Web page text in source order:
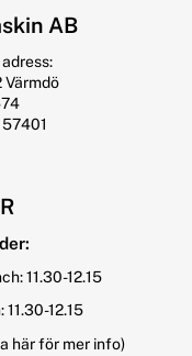
AB
Värmdö
11.30-12.15
12.15
här för mer info)